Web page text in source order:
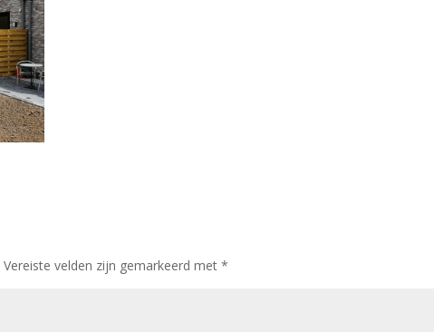
Vereiste velden zijn gemarkeerd met*